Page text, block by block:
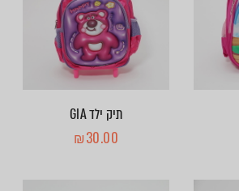
תיק ילד GIA
₪30.00